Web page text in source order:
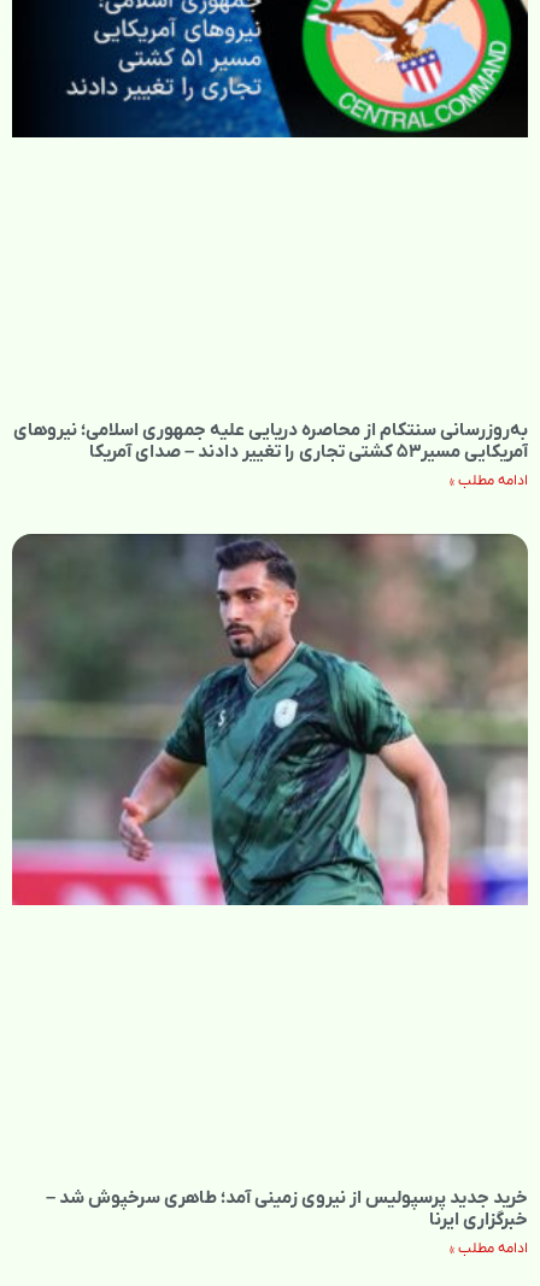
به‌روزرسانی سنتکام از محاصره دریایی علیه جمهوری اسلامی؛ نیروهای
آمریکایی مسیر۵۳ کشتی تجاری را تغییر دادند – صدای آمریکا
ادامه مطلب »
خرید جدید پرسپولیس از نیروی زمینی آمد؛ طاهری سرخپوش شد –
خبرگزاری ایرنا
ادامه مطلب »